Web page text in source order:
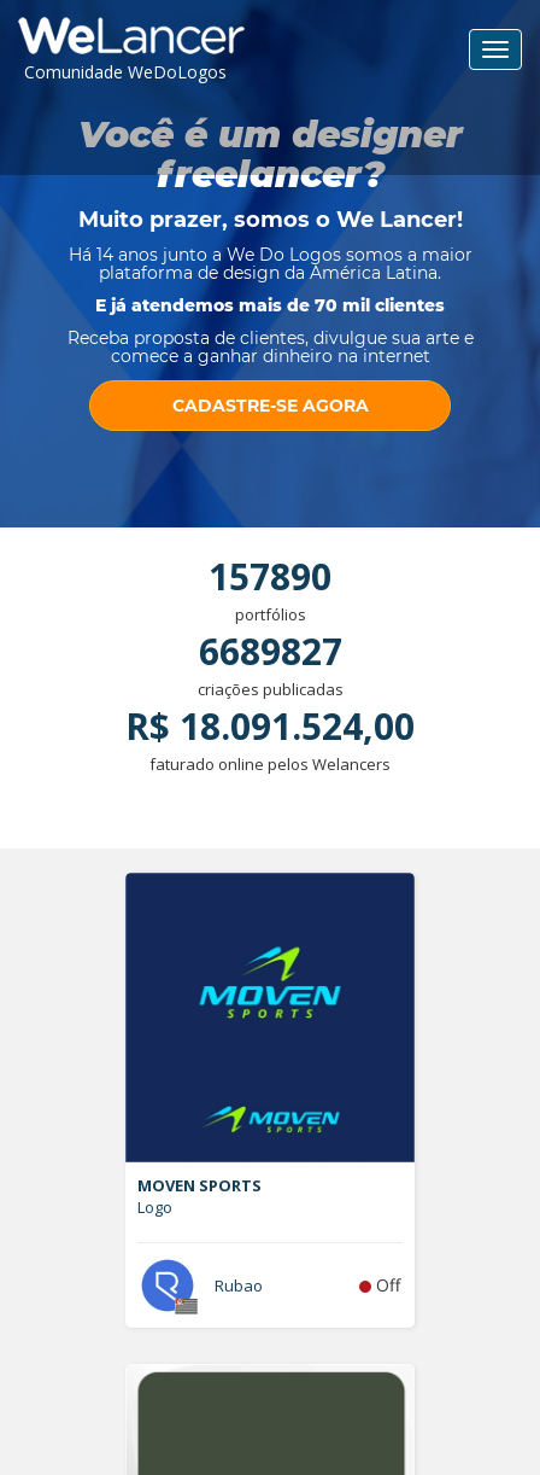
Comunidade WeDoLogos
Você é um designer
freelancer?
Muito prazer, somos o We Lancer!
Há 14 anos junto a We Do Logos somos a maior
plataforma de design da América Latina.
E já atendemos mais de 70 mil clientes
Receba proposta de clientes, divulgue sua arte e
comece a ganhar dinheiro na internet
CADASTRE-SE AGORA
157890
portfólios
6689827
criações publicadas
R$ 18.091.524,00
faturado online pelos Welancers
MOVEN SPORTS
Logo
Rubao Off